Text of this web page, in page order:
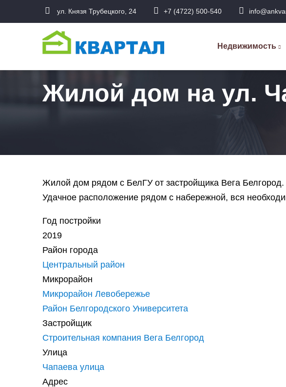
к
основному
содержанию
ул. Князя Трубецкого, 24 +7 (4722) 500-540
навигация
Недвижимость
Жилой дом на ул.
Жилой дом рядом с БелГУ от застройщика Вега Белгород.
Удачное расположение рядом с набережной, вся
Год постройки
2019
Район города
Центральный район
Микрорайон
Микрорайон Левобережье
Район Белгородского Университета
Застройщик
Строительная компания Вега Белгород
Улица
Чапаева улица
Адрес